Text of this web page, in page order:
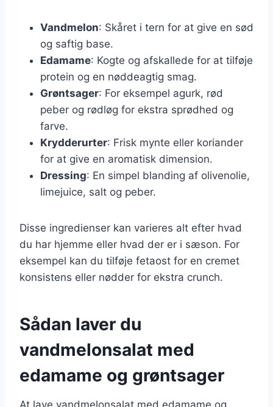
Vandmelon: Skåret i tern for at give en sød
og saftig base.
Edamame: Kogte og afskallede for at tilføje
protein og en nøddeagtig smag.
Grøntsager: For eksempel agurk, rød
peber og rødløg for ekstra sprødhed og
farve.
Krydderurter: Frisk mynte eller koriander
for at give en aromatisk dimension.
Dressing: En simpel blanding af olivenolie,
limejuice, salt og peber.
Disse ingredienser kan varieres alt efter hvad
du har hjemme eller hvad der er i sæson. For
eksempel kan du tilføje fetaost for en cremet
konsistens eller nødder for ekstra crunch.
Sådan laver du
vandmelonsalat med
edamame og grøntsager
At lave vandmelonsalat med edamame og